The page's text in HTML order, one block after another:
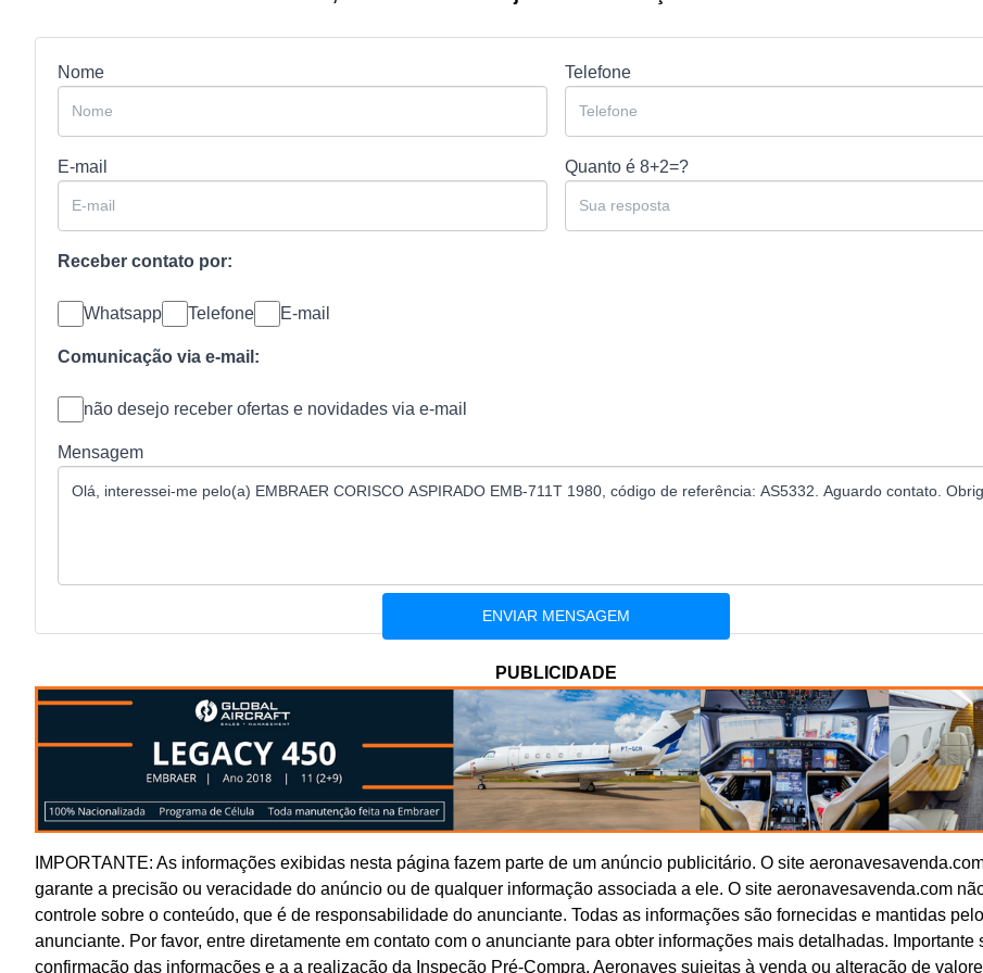
Nome Telefone
E-mail Quanto é 8+2=?
Receber contato por:
Whatsapp Telefone E-mail
Comunicação via e-mail:
não desejo receber ofertas e novidades via e-mail
Mensagem
PUBLICIDADE
IMPORTANTE: As informações exibidas nesta página fazem parte de um anúncio publicitário. O site
garante a precisão ou veracidade do anúncio ou de qualquer informação associada a ele. O site aeronavesavenda.com
controle sobre o conteúdo, que é de responsabilidade do anunciante. Todas as informações são fornecidas e mantidas pelo
anunciante. Por favor, entre diretamente em contato com o anunciante para obter informações mais detalhadas. Importante
confirmação das informações e a a realização da Inspeção Pré-Compra. Aeronaves sujeitas à venda ou alteração de